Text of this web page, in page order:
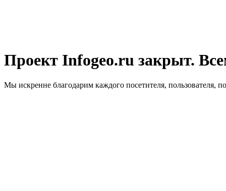
Проект Infogeo.ru закрыт.
Мы искренне благодарим каждого посетителя, пользователя,